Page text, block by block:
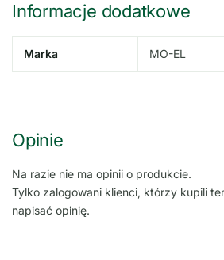
Informacje dodatkowe
Marka MO-EL
Opinie
Na razie nie ma opinii o produkcie.
Tylko zalogowani klienci, którzy kupili
napisać opinię.